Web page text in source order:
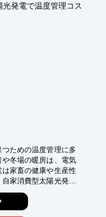
発電で温度管理コス
ための温度管理に多
冬場の暖房は、電気
家畜の健康や生産性
家消費型太陽光発電
社で発電した電気を
購入量を減らし、電
ることで、停電時に